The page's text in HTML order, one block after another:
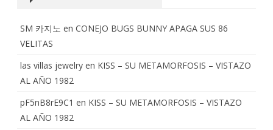
SM 카지노 en CONEJO BUGS BUNNY APAGA SUS 86
VELITAS
las villas jewelry en KISS – SU METAMORFOSIS – VISTAZO
AL AÑO 1982
pF5nB8rE9C1 en KISS – SU METAMORFOSIS – VISTAZO
AL AÑO 1982